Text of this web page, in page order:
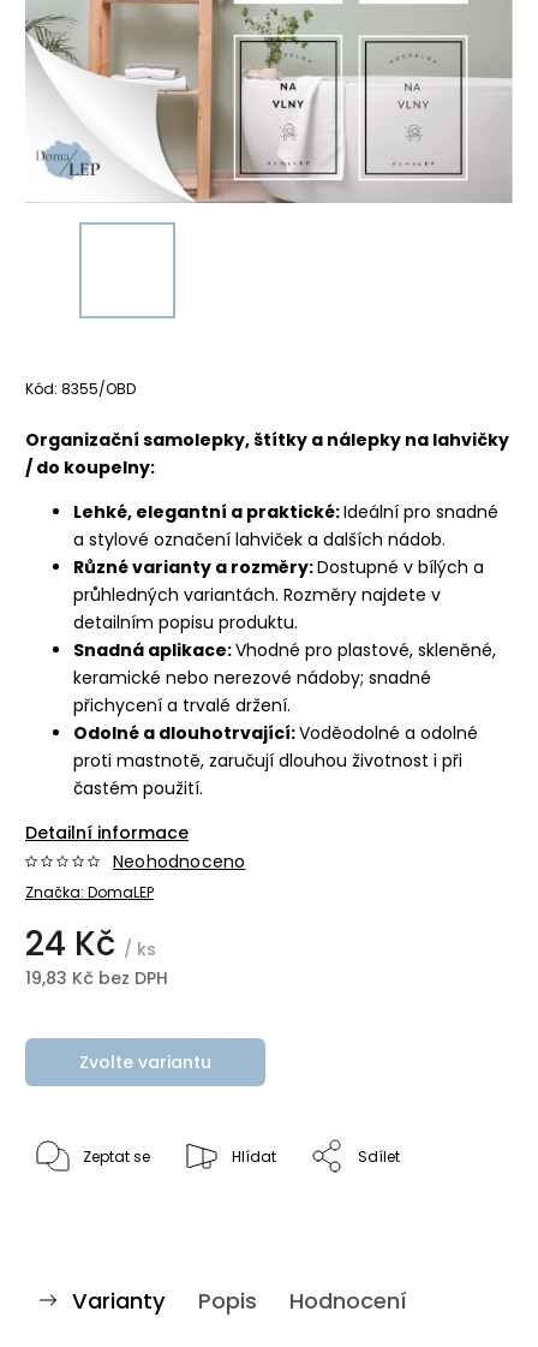
Kód: 8355/OBD
Organizační samolepky, štítky a nálepky na lahvičky
/ do koupelny:
Lehké, elegantní a praktické:Ideální pro snadné
a stylové označení lahviček a dalších nádob.
Různé varianty a rozměry:Dostupné v bílých a
průhledných variantách. Rozměry najdete v
detailním popisu produktu.
Snadná aplikace:Vhodné pro plastové, skleněné,
keramické nebo nerezové nádoby; snadné
přichycení a trvalé držení.
Odolné a dlouhotrvající:Voděodolné a odolné
proti mastnotě, zaručují dlouhou životnost i při
častém použití.
Detailní informace
Značka: DomaLEP
Neohodnoceno
24 Kč / ks
19,83 Kč bez DPH
Zvolte variantu
Zeptat se Hlídat Sdílet
Varianty Popis Hodnocení